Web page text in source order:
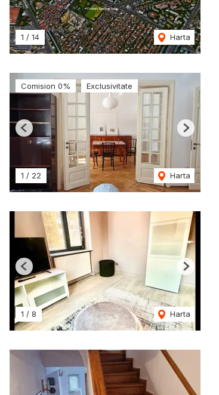
1 / 14 Harta
Comision 0% Exclusivitate
1 / 22 Harta
Previous Next
1 / 8 Harta
Previous Next